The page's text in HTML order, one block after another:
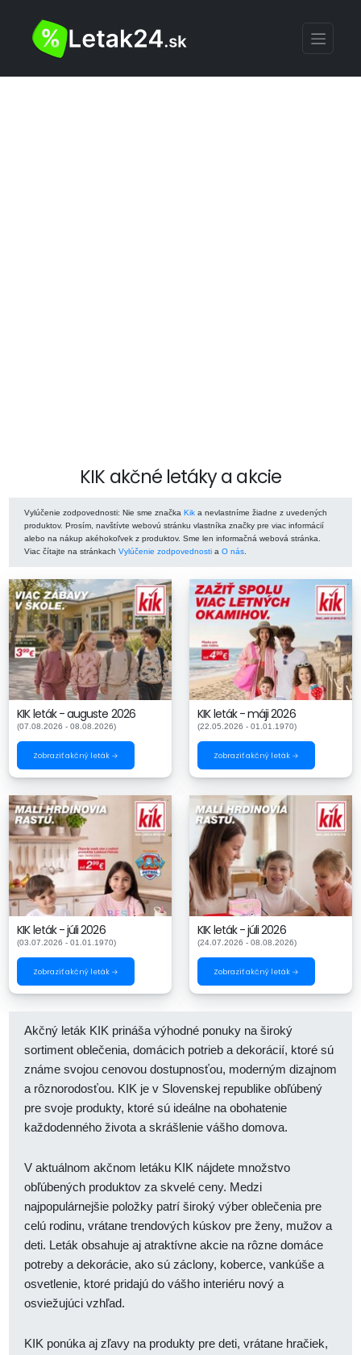
KIK akčné letáky a akcie
Vylúčenie zodpovednosti: Nie sme značka Kik a nevlastníme žiadne z uvedených
produktov. Prosím, navštívte webovú stránku vlastníka značky pre viac informácií
alebo na nákup akéhokoľvek z produktov. Sme len informačná webová stránka.
Viac čítajte na stránkach Vylúčenie zodpovednosti a O nás
KIK leták - auguste 2026
(07.08.2026 - 08.08.2026)
Zobraziť akčný leták →
KIK leták - máji 2026
(22.05.2026 - 01.01.1970)
Zobraziť akčný leták →
KIK leták - júli 2026
(03.07.2026 - 01.01.1970)
Zobraziť akčný leták →
KIK leták - júli 2026
(24.07.2026 - 08.08.2026)
Zobraziť akčný leták →
Akčný leták KIK prináša výhodné ponuky na široký
sortiment oblečenia, domácich potrieb a dekorácií, ktoré sú
známe svojou cenovou dostupnosťou, moderným dizajnom
a rôznorodosťou. KIK je v Slovenskej republike obľúbený
pre svoje produkty, ktoré sú ideálne na obohatenie
každodenného života a skrášlenie vášho domova.
V aktuálnom akčnom letáku KIK nájdete množstvo
obľúbených produktov za skvelé ceny. Medzi
najpopulárnejšie položky patrí široký výber oblečenia pre
celú rodinu, vrátane trendových kúskov pre ženy, mužov a
deti. Leták obsahuje aj atraktívne akcie na rôzne domáce
potreby a dekorácie, ako sú záclony, koberce, vankúše a
osvetlenie, ktoré pridajú do vášho interiéru nový a
osviežujúci vzhľad.
KIK ponúka aj zľavy na produkty pre deti, vrátane hračiek,